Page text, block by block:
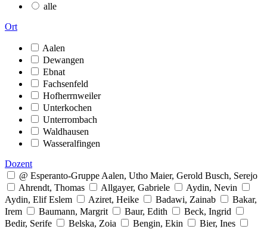
alle
Ort
Aalen
Dewangen
Ebnat
Fachsenfeld
Hofherrnweiler
Unterkochen
Unterrombach
Waldhausen
Wasseralfingen
Dozent
@ Esperanto-Gruppe Aalen, Utho Maier, Gerold Busch, Serejo
Ahrendt, Thomas
Allgayer, Gabriele
Aydin, Nevin
Aydin, Elif Eslem
Aziret, Heike Badawi, Zainab
Bakar,
Irem
Baumann, Margrit Baur, Edith
Beck, Ingrid
Bedir, Serife
Belska, Zoia Bengin, Ekin
Bier, Ines